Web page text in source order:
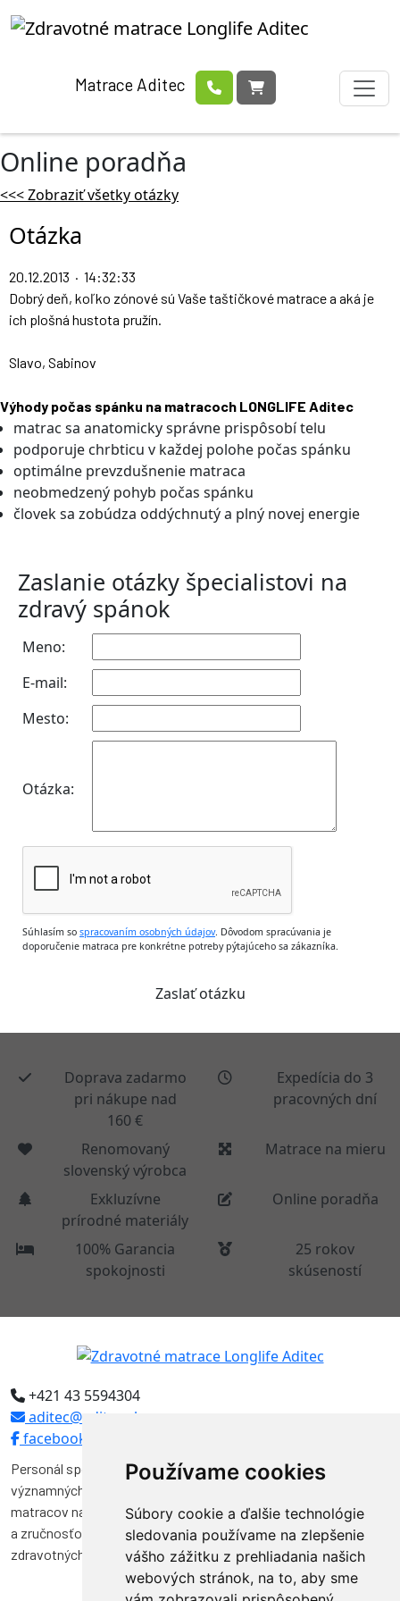
Používame cookies
Súbory cookie a ďalšie technológie
sledovania používame na zlepšenie
vášho zážitku z prehliadania našich
webových stránok, na to, aby sme
Matrace Aditec
Online poradňa
<<< Zobraziť všetky otázky
Otázka
20.12.2013 · 14:32:33
Dobrý deň, koľko zónové sú Vaše taštičkové matrace a aká je
ich plošná hustota pružín.
Slavo, Sabinov
Výhody počas spánku na matracoch LONGLIFE Aditec
matrac sa anatomicky správne prispôsobí telu
podporuje chrbticu v každej polohe počas spánku
optimálne prevzdušnenie matraca
neobmedzený pohyb počas spánku
človek sa zobúdza oddýchnutý a plný novej energie
Zaslanie otázky špecialistovi na
zdravý spánok
Meno:
E-mail:
Mesto:
Otázka:
Súhlasím so spracovaním osobných údajov. Dôvodom spracúvania je
doporučenie matraca pre konkrétne potreby pýtajúceho sa zákazníka.
Doprava zadarmo
pri nákupe nad
160 €
Expedícia do 3
pracovných dní
Renomovaný
slovenský výrobca
Matrace na mieru
Exkluzívne
prírodné materiály
Online poradňa
100% Garancia
spokojnosti
25 rokov
skúseností
+421 43 5594304
aditec@aditec.sk
facebook
Personál spoločnosti Aditec tvoria odborníci, ktorí pôsobili vo
významných funkciách v niekoľkých spoločnostiach na výrobu
matracov na Slovensku. Svojimi vedomosťami, skúsenosťami
a zručnosťou značnou mierou prispeli k vývoju a kvalite výroby
zdravotných matracov na Slovensku.